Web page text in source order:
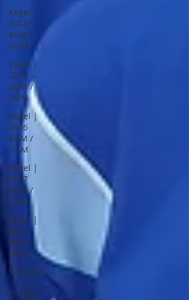
Kegel |
2014
BGM /
DGM
Kegel |
2015
BGM /
DGM
Kegel |
2016
BGM /
DGM
Kegel |
2017
BGM /
DGM
Kegel |
2018
BGM /
DGM
Schützen
|
Erfolge